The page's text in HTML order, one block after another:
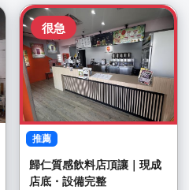
很急
推薦
歸仁質感飲料店頂讓｜現成
店底・設備完整